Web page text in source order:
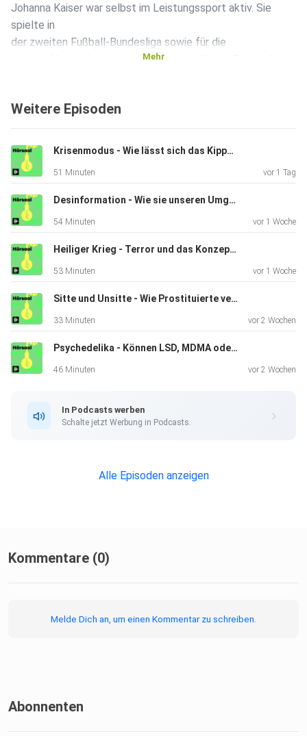
Johanna Kaiser war selbst im Leistungssport aktiv. Sie
spielte in
der zweiten Fußball-Bundesliga sowie für die
Jugend-Nationalmannschaft. Heute ist Kaiser Psychologin
im
Die Stille
des Leistungssports hielt sie am 3. März 2026 im Rahmen
der
Ringvorlesung Sport an der Universität Leipzig.
Depression +++
Magersucht +++ mentale Gesundheit +++ Psychotherapie
Gruppentherapie +++ Therapie +++ Drop out +++ mentale
Stärke +++
Moderation: Nina Bust-Bartels
Mehr
Weitere Episoden
Krisenmodus - Wie lässt sich das Kippen von Demokratien verhindern?
51 Minuten vor 1 Tag
Desinformation - Wie sie unseren Umgang mit Wissen ruiniert
54 Minuten vor 1 Woche
Heiliger Krieg - Terror und das Konzept der radikalen Erlösung
53 Minuten vor 1 Woche
Sitte und Unsitte - Wie Prostituierte verfolgt wurden
33 Minuten vor 2 Wochen
Psychedelika - Können LSD, MDMA oder Cannabis psychisch Kranken helfen?
46 Minuten vor 2 Wochen
In Podcasts werben
Schalte jetzt Werbung in Podcasts.
Alle Episoden anzeigen
Kommentare (0)
Melde Dich an, um einen Kommentar zu schreiben.
Abonnenten